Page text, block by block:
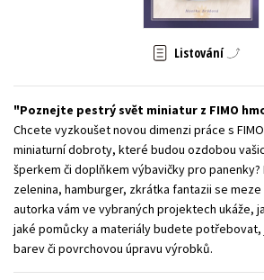
Zahraniční literatura
Všechny tituly
Listování
Poznejte pestrý svět miniatur z FIMO
Chcete vyzkoušet novou dimenzi práce s
miniaturní dobroty, které budou ozdobou
šperkem či doplňkem výbavičky pro
zelenina, hamburger, zkrátka fantazii se meze
autorka vám ve vybraných projektech ukáže,
jaké pomůcky a materiály budete potřebovat,
barev či povrchovou úpravu výrobků.